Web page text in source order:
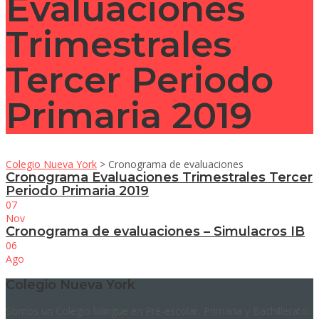
Trimestrales
Tercer Periodo
Primaria 2019
Colegio Nueva York > Cronograma de evaluaciones
Cronograma Evaluaciones Trimestrales Tercer
Periodo Primaria 2019
07
Nov
Cronograma de evaluaciones – Simulacros IB
06
Ago
Colegio Nueva York